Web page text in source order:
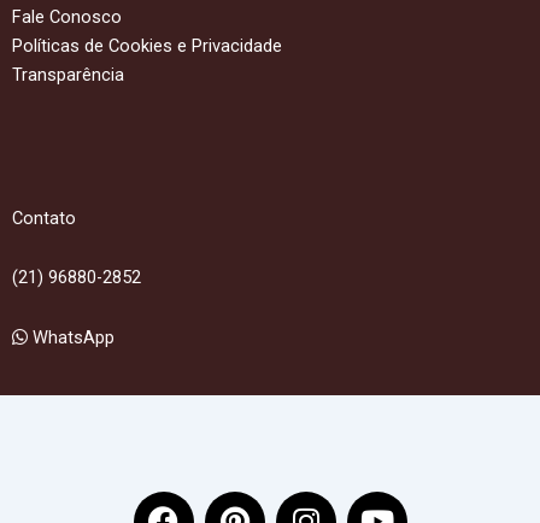
Fale Conosco
Políticas de Cookies e Privacidade
Transparência
Contato
(21) 96880-2852
WhatsApp
F
P
I
Y